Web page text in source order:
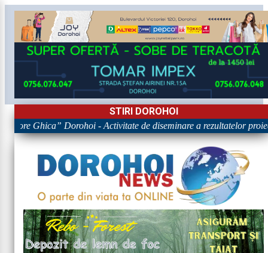
STIRI DOROHOI
Ghica” Dorohoi - Activitate de diseminare a rezultatelor